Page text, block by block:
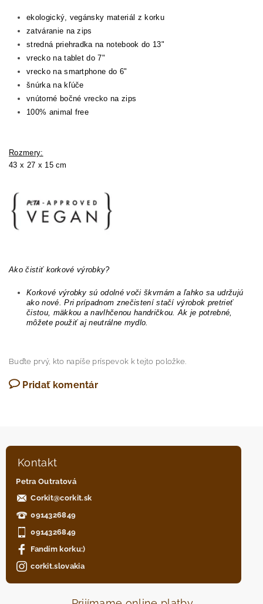
ekologický, vegánsky materiál z korku
zatváranie na zips
stredná priehradka na notebook do 13"
vrecko na tablet do 7"
vrecko na smartphone do 6"
šnúrka na kľúče
vnútorné bočné vrecko na zips
100% animal free
Rozmery:
43 x 27 x 15 cm
Ako čistiť korkové výrobky?
Korkové výrobky sú odolné voči škvrnám a ľahko sa udržujú
ako nové. Pri prípadnom znečistení stačí výrobok pretrieť
čistou, mäkkou a navlhčenou handričkou. Ak je potrebné,
môžete použiť aj neutrálne mydlo.
Buďte prvý, kto napíše príspevok k tejto položke.
Pridať komentár
Kontakt
Petra Outratová
Corkit@corkit.sk
0914326849
0914326849
Fandím korku:)
corkit.slovakia